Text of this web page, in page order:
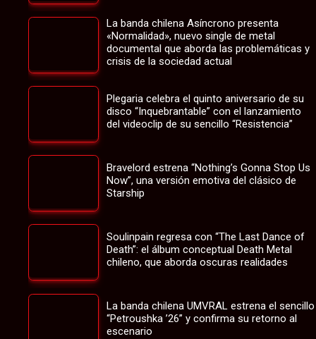
La banda chilena Asíncrono presenta
«Normalidad», nuevo single de metal
documental que aborda las problemáticas y
crisis de la sociedad actual
Plegaria celebra el quinto aniversario de su
disco “Inquebrantable” con el lanzamiento
del videoclip de su sencillo “Resistencia”
Bravelord estrena “Nothing’s Gonna Stop Us
Now”, una versión emotiva del clásico de
Starship
Soulinpain regresa con “The Last Dance of
Death”: el álbum conceptual Death Metal
chileno, que aborda oscuras realidades
La banda chilena UMVRAL estrena el sencillo
“Petroushka ’26” y confirma su retorno al
escenario